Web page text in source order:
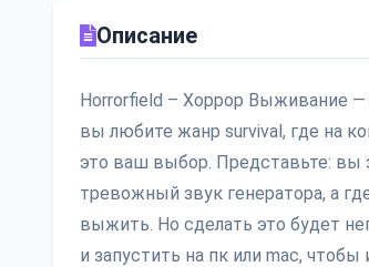
Описание
Horrorfield – Хоррор Выживание —
вы любите жанр survival, где на
это ваш выбор. Представьте: вы
тревожный звук генератора, а
выжить. Но сделать это будет
и запустить на пк или mac,